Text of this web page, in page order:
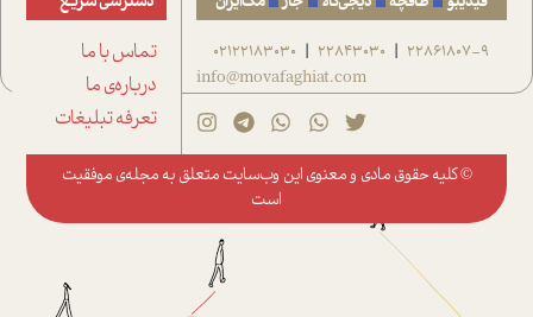
22861807-9
|
22843030
|
02122183030
info@movafaghiat.com
تماس با ما
درباره‌ی ما
تعرفه تبلیغات
© کلیه حقوق مادی و معنوی این وب‌سایت متعلق به مجله‌ی موفقیت
است